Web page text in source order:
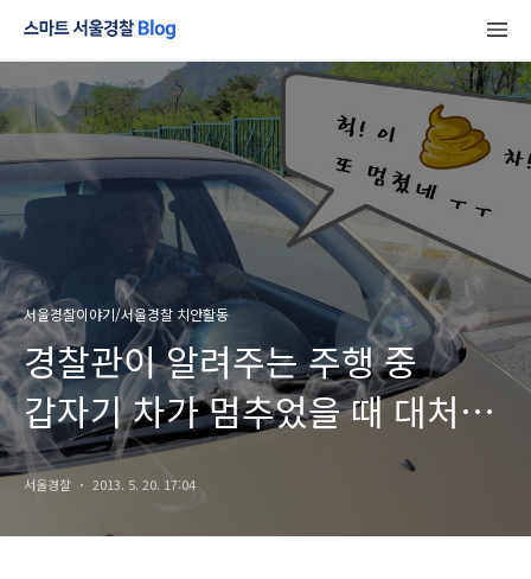
서울경찰이야기/서울경찰 치안활동
경찰관이 알려주는 주행 중
갑자기 차가 멈추었을 때 대처
요령
서울경찰 2013. 5. 20. 17:04